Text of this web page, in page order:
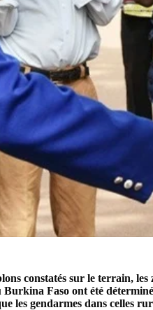
constatés sur le terrain, les
Burkina Faso ont été
les gendarmes dans celles